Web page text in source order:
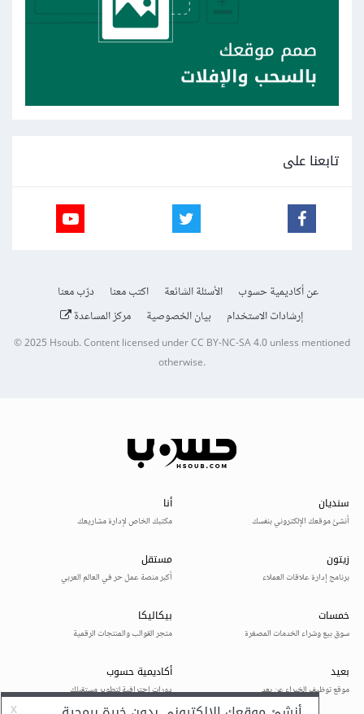
تابعنا على
عن أكاديمية حسوب الأسئلة الشائعة اكتب معنا
درّب معنا
إرشادات الاستخدام
بيان الخصوصية مركز المساعدة
© 2025Hsoub.Content licensed underCC BY-NC-SA 4.0unless mentioned
otherwise.